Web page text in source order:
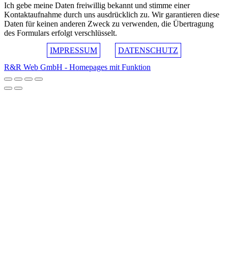
Ich gebe meine Daten freiwillig bekannt und stimme einer
Kontaktaufnahme durch uns ausdrücklich zu. Wir garantieren diese
Daten für keinen anderen Zweck zu verwenden, die Übertragung
des Formulars erfolgt verschlüsselt.
IMPRESSUM
DATENSCHUTZ
R&R Web GmbH - Homepages mit Funktion